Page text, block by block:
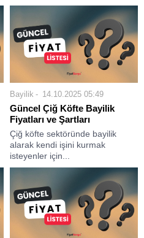
Bayilik 14.10.2025 05:49
Güncel Çiğ Köfte Bayilik
Fiyatları ve Şartları
Çiğ köfte sektöründe bayilik
alarak kendi işini kurmak
isteyenler için...